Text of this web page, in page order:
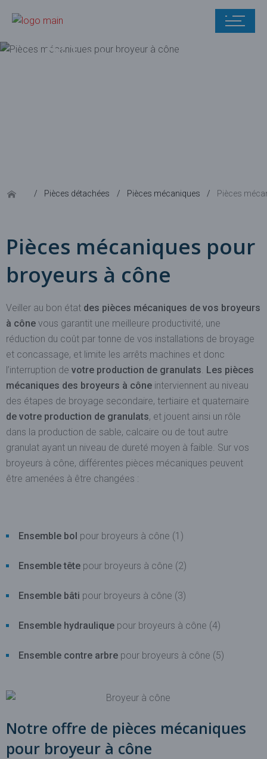
Pièces
Pièces détachées Pièces mécaniques Pièces
Pièces mécaniques pour
broyeurs à cône
Veiller au bon état des pièces mécaniques de vos broyeurs
à cône vous garantit une meilleure productivité, une
réduction du coût par tonne de vos installations de broyage
et concassage, et limite les arrêts machines et donc
l’interruption de votre production de granulats. Les pièces
mécaniques des broyeurs à cône interviennent au niveau
des étapes de broyage secondaire, tertiaire et quaternaire
de votre production de granulats, et jouent ainsi un rôle
dans la production de sable, calcaire ou de tout autre
granulat ayant un niveau de dureté moyen à faible. Sur vos
broyeurs à cône, différentes pièces mécaniques peuvent
être amenées à être changées :
Ensemble bol pour broyeurs à cône (1)
Ensemble tête pour broyeurs à cône (2)
Ensemble bâti pour broyeurs à cône (3)
Ensemble hydraulique pour broyeurs à cône (4)
Ensemble contre arbre pour broyeurs à cône (5)
Notre offre de pièces mécaniques
pour broyeur à cône